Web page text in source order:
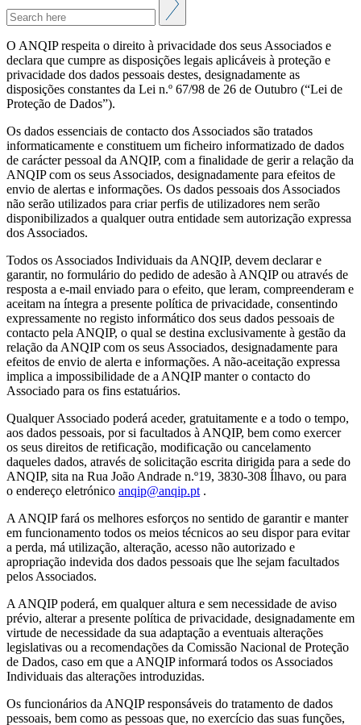
O ANQIP respeita o direito à privacidade dos seus Associados e
declara que cumpre as disposições legais aplicáveis à proteção e
privacidade dos dados pessoais destes, designadamente as
disposições constantes da Lei n.º 67/98 de 26 de Outubro (“Lei de
Proteção de Dados”).
Os dados essenciais de contacto dos Associados são tratados
informaticamente e constituem um ficheiro informatizado de dados
de carácter pessoal da ANQIP, com a finalidade de gerir a relação da
ANQIP com os seus Associados, designadamente para efeitos de
envio de alertas e informações. Os dados pessoais dos Associados
não serão utilizados para criar perfis de utilizadores nem serão
disponibilizados a qualquer outra entidade sem autorização expressa
dos Associados.
Todos os Associados Individuais da ANQIP, devem declarar e
garantir, no formulário do pedido de adesão à ANQIP ou através de
resposta a e-mail enviado para o efeito, que leram, compreenderam e
aceitam na íntegra a presente política de privacidade, consentindo
expressamente no registo informático dos seus dados pessoais de
contacto pela ANQIP, o qual se destina exclusivamente à gestão da
relação da ANQIP com os seus Associados, designadamente para
efeitos de envio de alerta e informações. A não-aceitação expressa
implica a impossibilidade de a ANQIP manter o contacto do
Associado para os fins estatuários.
Qualquer Associado poderá aceder, gratuitamente e a todo o tempo,
aos dados pessoais, por si facultados à ANQIP, bem como exercer
os seus direitos de retificação, modificação ou cancelamento
daqueles dados, através de solicitação escrita dirigida para a sede do
ANQIP, sita na Rua João Andrade n.º19, 3830-308 Ílhavo, ou para
o endereço eletrónico anqip@anqip.pt .
A ANQIP fará os melhores esforços no sentido de garantir e manter
em funcionamento todos os meios técnicos ao seu dispor para evitar
a perda, má utilização, alteração, acesso não autorizado e
apropriação indevida dos dados pessoais que lhe sejam facultados
pelos Associados.
A ANQIP poderá, em qualquer altura e sem necessidade de aviso
prévio, alterar a presente política de privacidade, designadamente em
virtude de necessidade da sua adaptação a eventuais alterações
legislativas ou a recomendações da Comissão Nacional de Proteção
de Dados, caso em que a ANQIP informará todos os Associados
Individuais das alterações introduzidas.
Os funcionários da ANQIP responsáveis do tratamento de dados
pessoais, bem como as pessoas que, no exercício das suas funções,